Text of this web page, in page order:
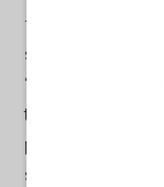
federale, sta
sconsiderata
“Dipartimento per
tagliare i costi, e
propaggine in
spogliare le